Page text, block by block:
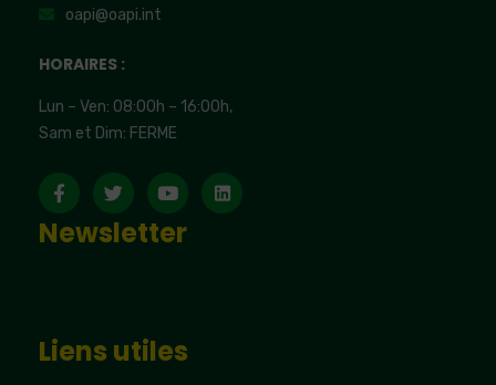
oapi@oapi.int
HORAIRES :
Lun – Ven: 08:00h – 16:00h,
Sam et Dim: FERME
Newsletter
Liens utiles